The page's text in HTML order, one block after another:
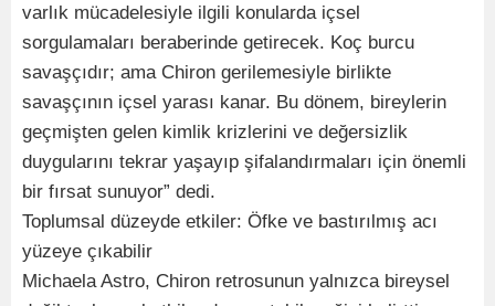
varlık mücadelesiyle ilgili konularda içsel
sorgulamaları beraberinde getirecek. Koç burcu
savaşçıdır; ama Chiron gerilemesiyle birlikte
savaşçının içsel yarası kanar. Bu dönem, bireylerin
geçmişten gelen kimlik krizlerini ve değersizlik
duygularını tekrar yaşayıp şifalandırmaları için önemli
bir fırsat sunuyor” dedi.
Toplumsal düzeyde etkiler: Öfke ve bastırılmış acı
yüzeye çıkabilir
Michaela Astro, Chiron retrosunun yalnızca bireysel